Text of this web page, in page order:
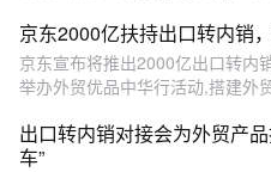
京东2000亿扶持出口转内销
京东宣布将推出2000亿出口转内
举办外贸优品中华行活动,搭建外
出口转内销对接会为外贸产
车”